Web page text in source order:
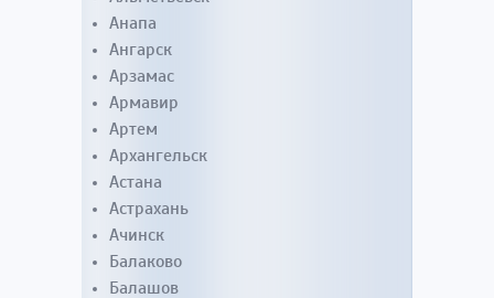
Анапа
Ангарск
Арзамас
Армавир
Артем
Архангельск
Астана
Астрахань
Ачинск
Балаково
Балашов